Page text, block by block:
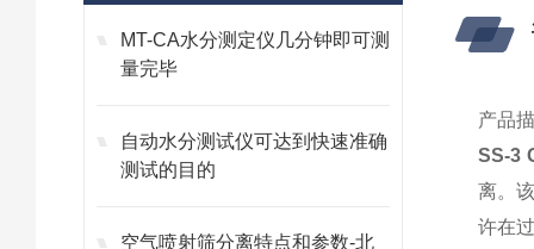
MT-CA水分测定仪几分钟即可测
量完毕
自动水分测试仪可达到快速准确
测试的目的
空气喷射筛分离特点和参数-北
产品
SS-3
离。
许在